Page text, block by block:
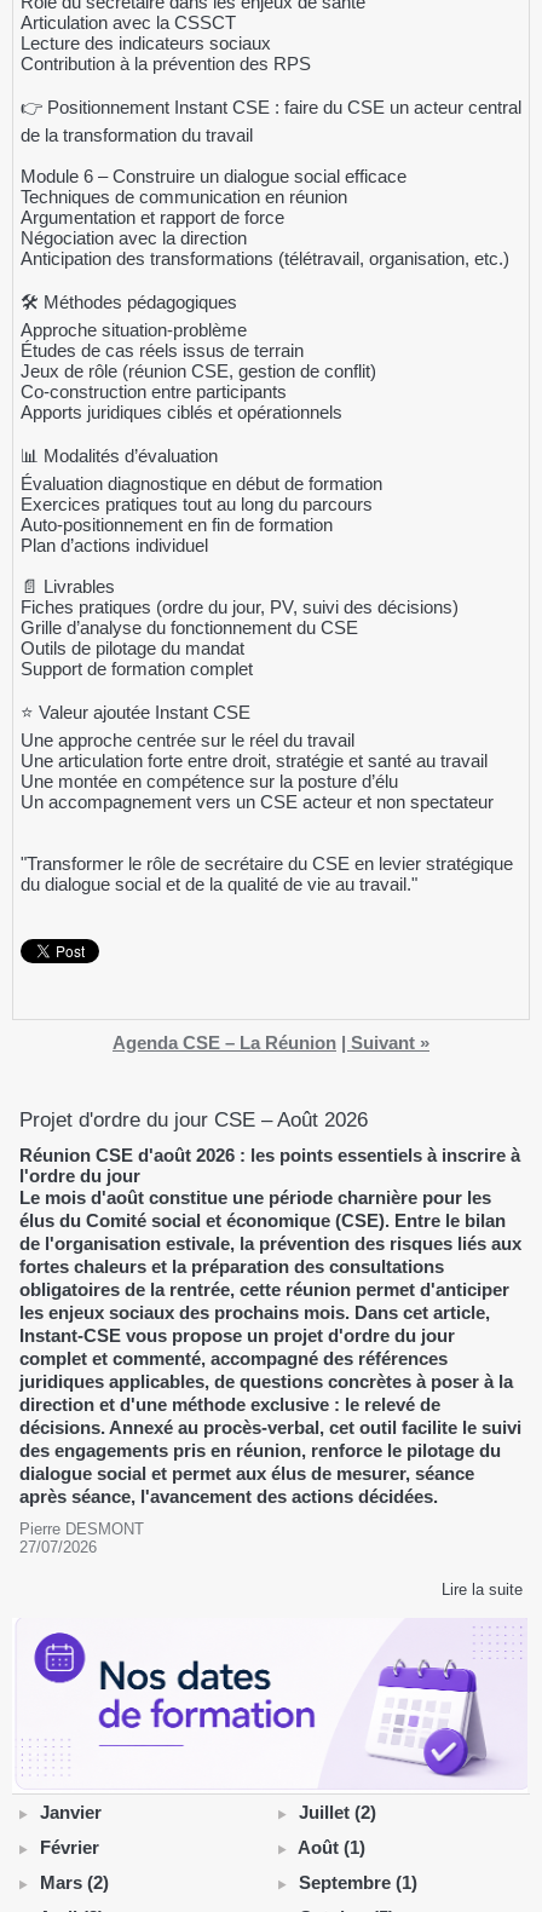
Articulation avec la CSSCT
Lecture des indicateurs sociaux
Contribution à la prévention des RPS
👉 Positionnement Instant CSE : faire du CSE un acteur central
de la transformation du travail
Module 6 – Construire un dialogue social efficace
Techniques de communication en réunion
Argumentation et rapport de force
Négociation avec la direction
Anticipation des transformations (télétravail, organisation, etc.)
🛠️ Méthodes pédagogiques
Approche situation-problème
Études de cas réels issus de terrain
Jeux de rôle (réunion CSE, gestion de conflit)
Co-construction entre participants
Apports juridiques ciblés et opérationnels
📊 Modalités d’évaluation
Évaluation diagnostique en début de formation
Exercices pratiques tout au long du parcours
Auto-positionnement en fin de formation
Plan d’actions individuel
📄 Livrables
Fiches pratiques (ordre du jour, PV, suivi des décisions)
Grille d’analyse du fonctionnement du CSE
Outils de pilotage du mandat
Support de formation complet
⭐ Valeur ajoutée Instant CSE
Une approche centrée sur le réel du travail
Une articulation forte entre droit, stratégie et santé au travail
Une montée en compétence sur la posture d’élu
Un accompagnement vers un CSE acteur et non spectateur
"Transformer le rôle de secrétaire du CSE en levier stratégique
du dialogue social et de la qualité de vie au travail."
Agenda CSE – La Réunion | Suivant »
Projet d'ordre du jour CSE – Août 2026
Réunion CSE d'août 2026 : les points essentiels à inscrire à
l'ordre du jour
Le mois d'août constitue une période charnière pour les
élus du Comité social et économique (CSE). Entre le bilan
de l'organisation estivale, la prévention des risques liés aux
fortes chaleurs et la préparation des consultations
obligatoires de la rentrée, cette réunion permet d'anticiper
les enjeux sociaux des prochains mois. Dans cet article,
Instant-CSE vous propose un projet d'ordre du jour
complet et commenté, accompagné des références
juridiques applicables, de questions concrètes à poser à la
direction et d'une méthode exclusive : le relevé de
décisions. Annexé au procès-verbal, cet outil facilite le suivi
des engagements pris en réunion, renforce le pilotage du
dialogue social et permet aux élus de mesurer, séance
après séance, l'avancement des actions décidées.
Pierre DESMONT
27/07/2026
Lire la suite
Janvier
Février
Mars (2)
Juillet (2)
Août (1)
Septembre (1)